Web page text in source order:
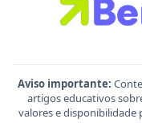
Aviso importante:
artigos educativos
valores e disponibilidade